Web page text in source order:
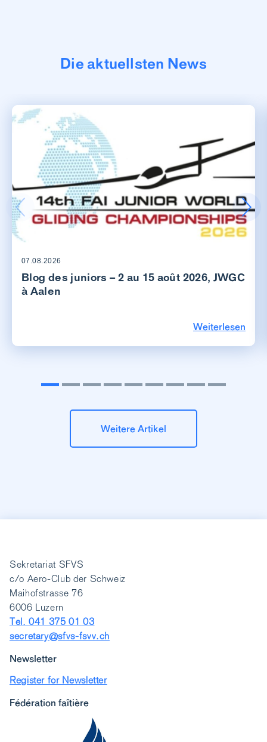
Die aktuellsten News
07.08.2026
Blog des juniors – 2 au 15 août 2026, JWGC
à Aalen
Weiterlesen
Weitere Artikel
Sekretariat SFVS
c/o Aero-Club der Schweiz
Maihofstrasse 76
6006 Luzern
Tel. 041 375 01 03
secretary@sfvs-fsvv.ch
Newsletter
Register for Newsletter
Fédération faîtière